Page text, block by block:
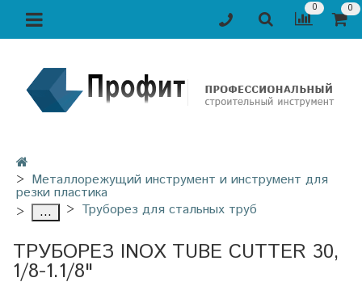
0 0
Металлорежущий инструмент и инструмент для
резки пластика
...
Труборез для стальных труб
ТРУБОРЕЗ INOX TUBE CUTTER 30,
1/8-1.1/8"